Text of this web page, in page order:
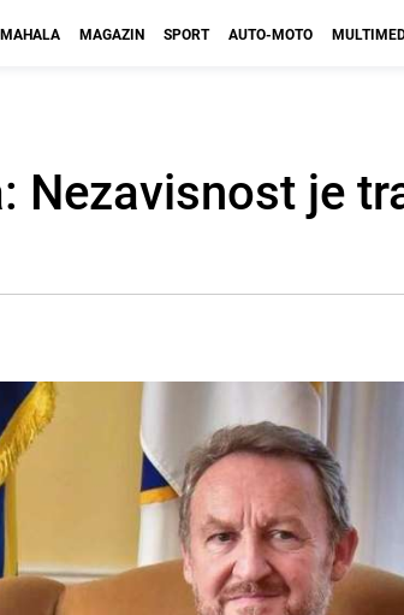
MAGAZIN SPORT AUTO-MOTO
Nezavisnost je